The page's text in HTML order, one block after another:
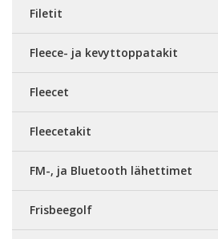
Filetit
Fleece- ja kevyttoppatakit
Fleecet
Fleecetakit
FM-, ja Bluetooth lähettimet
Frisbeegolf